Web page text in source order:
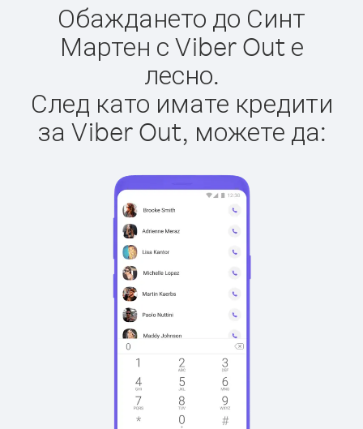
Обаждането до Синт
Мартен с Viber Out е
лесно.
След като имате кредити
за Viber Out, можете да: